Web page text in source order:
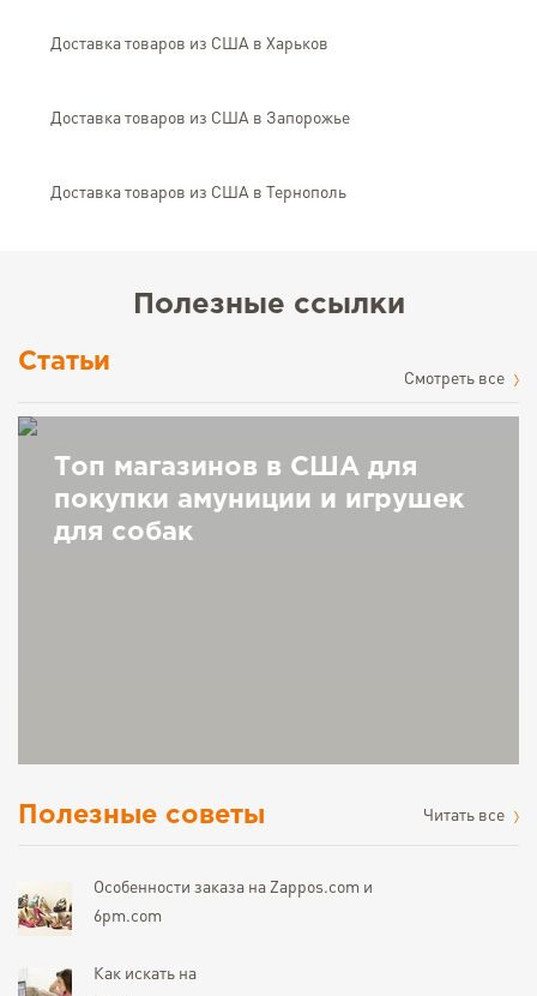
Доставка товаров из США в Харьков
Доставка товаров из США в Запорожье
Доставка товаров из США в Тернополь
Полезные ссылки
Статьи
Cмотреть все
Топ магазинов в США для
покупки амуниции и игрушек
для собак
Полезные советы Читать все
Особенности заказа на Zappos.com и
6pm.com
Как искать на